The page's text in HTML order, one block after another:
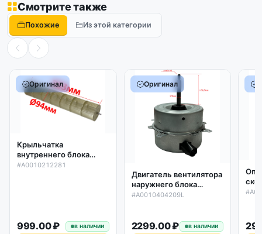
Смотрите также
Похожие Из этой категории
Оригинал
Крыльчатка
внутреннего блока
кондиционера Haier
#A0010212281
999.00 ₽ в наличии
Оригинал
Двигатель вентилятора
наружнего блока
кондиционера Haier,
оригинал
#A0010404209L
2299.00 ₽ в наличии